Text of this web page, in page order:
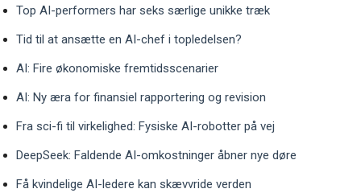
Top AI-performers har seks særlige unikke træk
Tid til at ansætte en AI-chef i topledelsen?
AI: Fire økonomiske fremtidsscenarier
AI: Ny æra for finansiel rapportering og revision
Fra sci-fi til virkelighed: Fysiske AI-robotter på vej
DeepSeek: Faldende AI-omkostninger åbner nye døre
Få kvindelige AI-ledere kan skævvride verden